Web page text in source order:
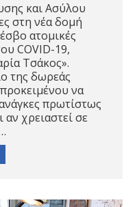
και Ασύλου
στη νέα δομή
ατομικές
COVID-19,
Τσάκος».
της δωρεάς
να
πρωτίστως
χρειαστεί σε